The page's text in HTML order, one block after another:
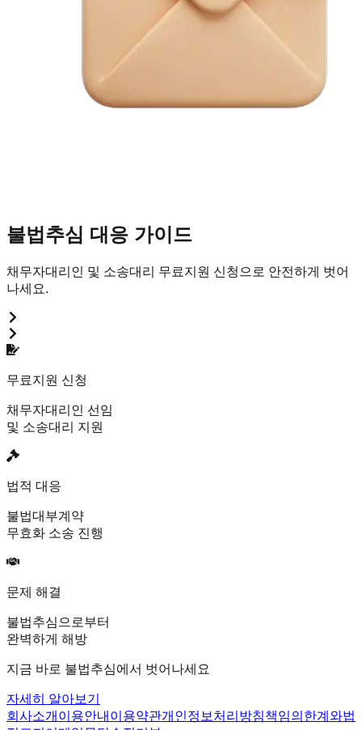
불법추심 대응 가이드
채무자대리인 및 소송대리 무료지원 신청으로 안전하게 벗어
나세요.
무료지원 신청
채무자대리인 선임
및 소송대리 지원
법적 대응
불법대부계약
무효화 소송 진행
문제 해결
불법추심으로부터
완벽하게 해방
지금 바로 불법추심에서 벗어나세요
자세히 알아보기
회사소개 이용안내 이용약관개인정보처리방침책임의한계와법